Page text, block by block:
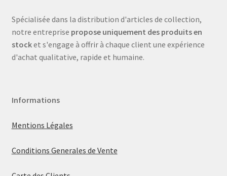
Spécialisée dans la distribution d'articles de collection,
notre entreprise propose uniquement des produits en
stocket s'engage à offrir à chaque client une expérience
d'achat qualitative, rapide et humaine.
Informations
Mentions Légales
Conditions Generales de Vente